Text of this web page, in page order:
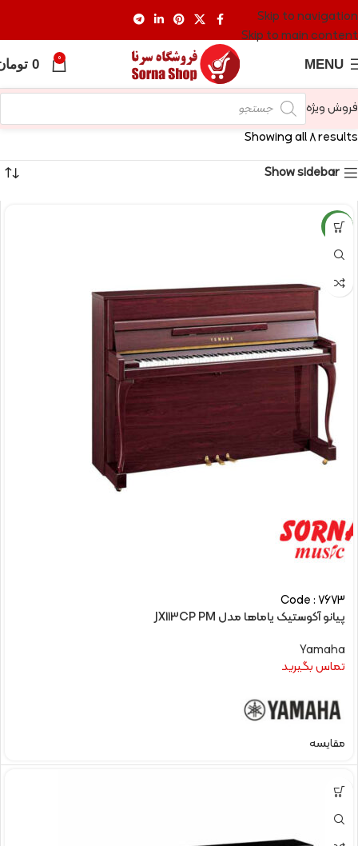
Skip to navigation
Skip to main content
MENU
0
0
فروش ویژه
Showing all 8 results
Show sidebar
NEW
Code : 7673
پیانو آکوستیک یاماها مدل JX113CP PM
Yamaha
تماس بگیرید
مقایسه